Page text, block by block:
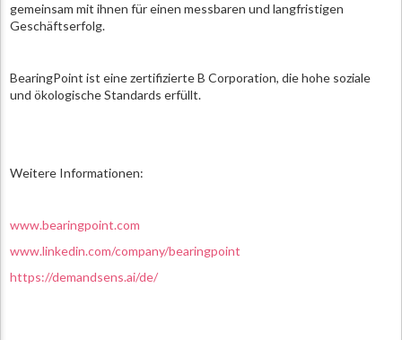
gemeinsam mit ihnen für einen messbaren und langfristigen
Geschäftserfolg.
BearingPoint ist eine zertifizierte B Corporation, die hohe soziale
und ökologische Standards erfüllt.
Weitere Informationen:
www.bearingpoint.com
www.linkedin.com/company/bearingpoint
https://demandsens.ai/de/